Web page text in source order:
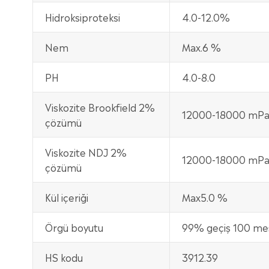
Hidroksiproteksi 4.0-12.0%
Nem Max.6 %
PH 4.0-8.0
Viskozite Brookfield 2%
çözümü
12000-18000
Viskozite NDJ 2%
çözümü
12000-18000
Kül içeriği Max5.0 %
Örgü boyutu 99% geçiş 100
HS kodu 3912.39